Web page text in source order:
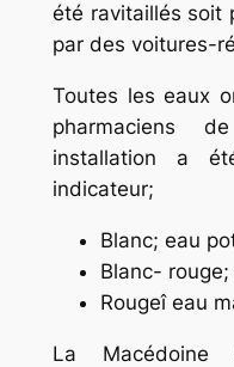
été ravitaillés soit
par des voitures-
Toutes les eaux
pharmaciens
installation a
indicateur;
Blanc; eau
Blanc-
Rougeî eau
La Macédoine